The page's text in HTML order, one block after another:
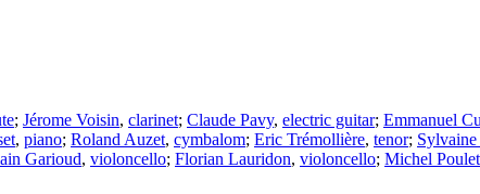
; Jérome Voisin, clarinet; Claude Pavy, electric guitar; Emmanuel
, piano; Roland Auzet, cymbalom; Eric Trémollière, tenor;
Garioud, violoncello; Florian Lauridon, violoncello; Michel Poulet